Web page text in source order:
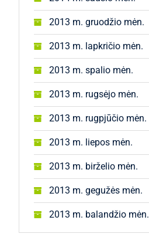
2013 m. gruodžio mėn.
2013 m. lapkričio mėn.
2013 m. spalio mėn.
2013 m. rugsėjo mėn.
2013 m. rugpjūčio mėn.
2013 m. liepos mėn.
2013 m. birželio mėn.
2013 m. gegužės mėn.
2013 m. balandžio mėn.